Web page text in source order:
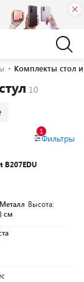
Комплекты стол и
Фильтры
1
B207EDU
Металл Высота:
см